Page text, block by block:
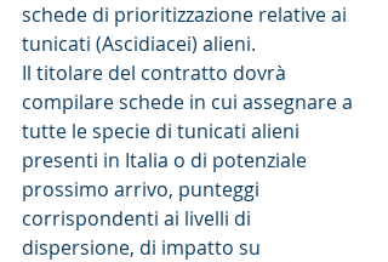
schede di prioritizzazione relative ai
tunicati (Ascidiacei) alieni.
Il titolare del contratto dovrà
compilare schede in cui assegnare a
tutte le specie di tunicati alieni
presenti in Italia o di potenziale
prossimo arrivo, punteggi
corrispondenti ai livelli di
dispersione, di impatto su